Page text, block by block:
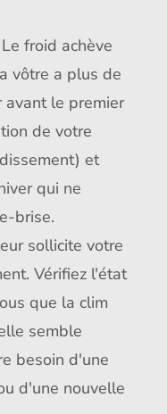
froid achève
vôtre a plus de
le premier
de votre
et
qui ne
brise.
sollicite votre
Vérifiez l'état
que la clim
semble
besoin d'une
d'une nouvelle